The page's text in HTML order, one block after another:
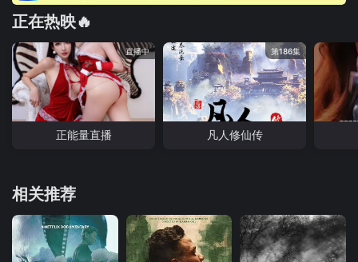
正在热映🔥
直播中
正能量直播
第186集
凡人修仙传
相关推荐